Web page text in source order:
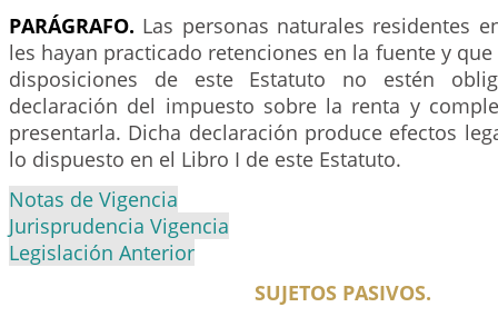
PARÁGRAFO. Las personas naturales residentes
les hayan practicado retenciones en la fuente y
disposiciones de este Estatuto no estén
declaración del impuesto sobre la renta y
presentarla. Dicha declaración produce efectos
lo dispuesto en el Libro I de este Estatuto.
Notas de Vigencia
Jurisprudencia Vigencia
Legislación Anterior
SUJETOS PASIVOS.